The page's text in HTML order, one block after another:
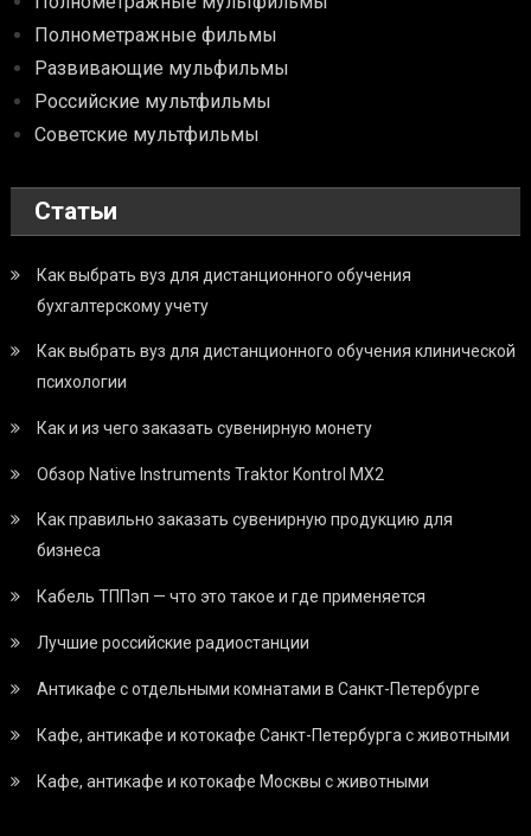
Полнометражные фильмы
Развивающие мульфильмы
Российские мультфильмы
Советские мультфильмы
Статьи
Как выбрать вуз для дистанционного обучения
бухгалтерскому учету
Как выбрать вуз для дистанционного обучения клинической
психологии
Как и из чего заказать сувенирную монету
Обзор Native Instruments Traktor Kontrol MX2
Как правильно заказать сувенирную продукцию для
бизнеса
Кабель ТППэп — что это такое и где применяется
Лучшие российские радиостанции
Антикафе с отдельными комнатами в Санкт-Петербурге
Кафе, антикафе и котокафе Санкт-Петербурга с животными
Кафе, антикафе и котокафе Москвы с животными